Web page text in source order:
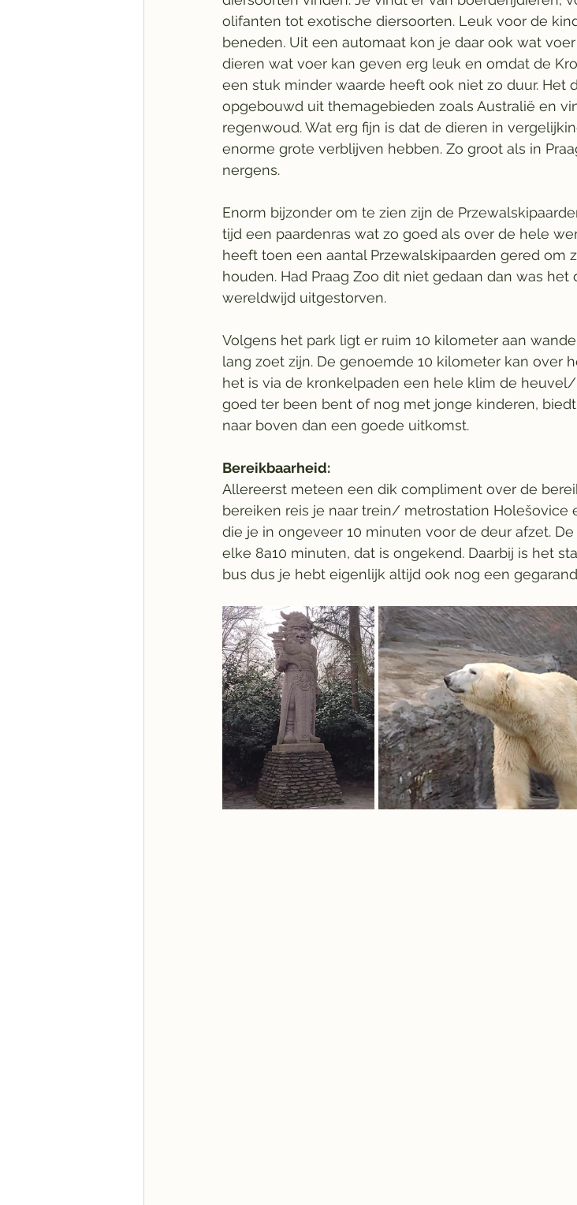
olifanten tot exotische diersoorten. Leuk voor de
beneden. Uit een automaat kon je daar ook wat
dieren wat voer kan geven erg leuk en omdat de
een stuk minder waarde heeft ook niet zo duur. Het
opgebouwd uit themagebieden zoals Australië en
regenwoud. Wat erg fijn is dat de dieren in
enorme grote verblijven hebben. Zo groot als in
nergens.
Enorm bijzonder om te zien zijn de
tijd een paardenras wat zo goed als over de hele
heeft toen een aantal Przewalskipaarden gered om
houden. Had Praag Zoo dit niet gedaan dan was
wereldwijd uitgestorven.
Volgens het park ligt er ruim 10 kilometer aan
lang zoet zijn. De genoemde 10 kilometer kan over
het is via de kronkelpaden een hele klim de
goed ter been bent of nog met jonge kinderen,
naar boven dan een goede uitkomst.
Bereikbaarheid:
Allereerst meteen een dik compliment over de
bereiken reis je naar trein/ metrostation Holešovice
die je in ongeveer 10 minuten voor de deur afzet.
elke 8a10 minuten, dat is ongekend. Daarbij is het
bus dus je hebt eigenlijk altijd ook nog een